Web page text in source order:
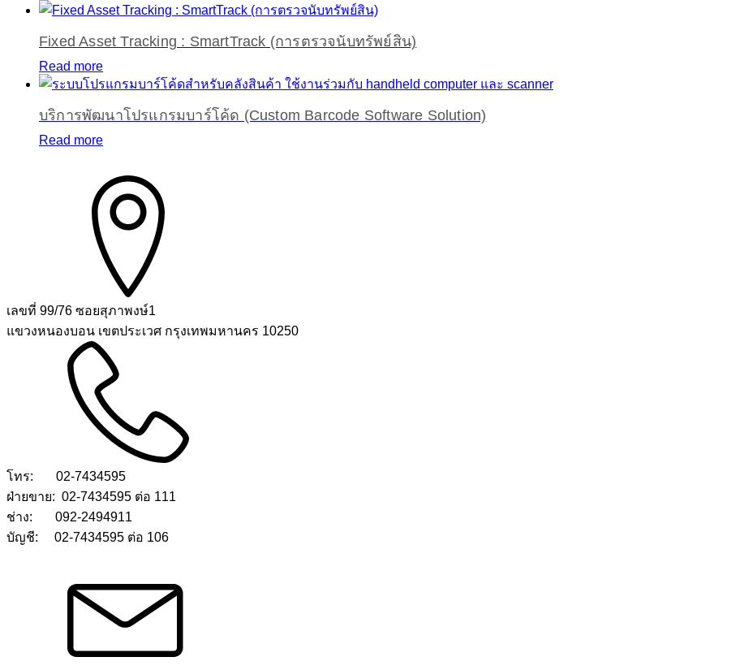
Fixed Asset Tracking : SmartTrack (การตรวจนับทรัพย์สิน)
Read more
บริการพัฒนาโปรแกรมบาร์โค้ด (Custom Barcode Software Solution)
Read more
เลขที่ 99/76 ซอยสุภาพงษ์1
แขวงหนองบอน เขตประเวศ กรุงเทพมหานคร 10250
โทร: 02-7434595
ฝ่ายขาย: 02-7434595 ต่อ 111
ช่าง: 092-2494911
บัญชี: 02-7434595 ต่อ 106